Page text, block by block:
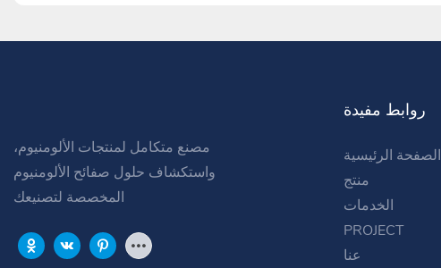
مصنع متكامل لمنتجات الألومنيوم،
واستكشاف حلول صفائح الألومنيوم
المخصصة لتصنيعك
روابط مفيدة
الصفحة الرئيسية
منتج
الخدمات
PROJECT
عنا